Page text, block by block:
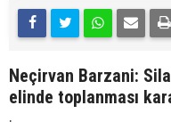
Neçirvan Barzani:
elinde toplanması
.